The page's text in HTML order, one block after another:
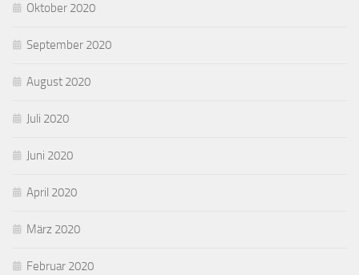
Oktober 2020
September 2020
August 2020
Juli 2020
Juni 2020
April 2020
März 2020
Februar 2020